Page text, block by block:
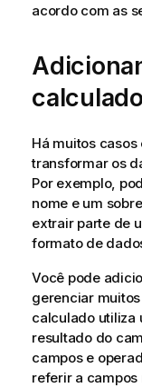
acordo com as
calculado
Há muitos
transformar os
Por exemplo,
nome e um
extrair parte de
formato de
Você pode
gerenciar
calculado utiliza
resultado do
campos e
referir a campos